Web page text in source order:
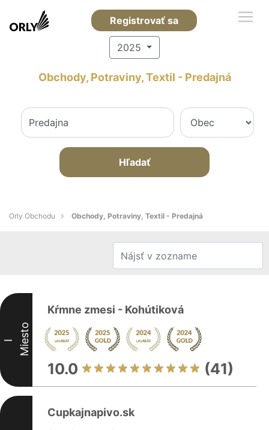
Registrovať sa
2025
Obchody, Potraviny, Textil - Predajná
Hľadať
Orly Obchodu Obchody, Potraviny, Textil - Predajná
I Miesto
Kŕmne zmesi - Kohútiková
10.0 (41)
Cupkajnapivo.sk